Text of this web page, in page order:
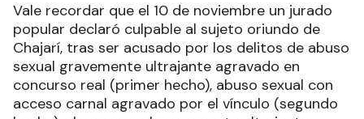
Vale recordar que el 10 de noviembre un jurado
popular declaró culpable al sujeto oriundo de
Chajarí, tras ser acusado por los delitos de abuso
sexual gravemente ultrajante agravado en
concurso real (primer hecho), abuso sexual con
acceso carnal agravado por el vínculo (segundo